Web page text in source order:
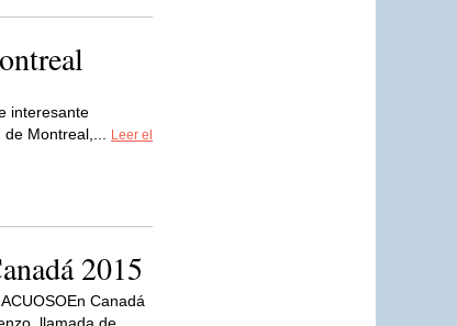
interesante
Montreal,...
Leer el
2015
Canadá